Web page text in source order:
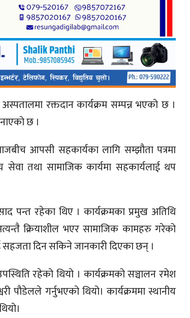
रक्तदान कार्यक्रम सम्पन्न भएको छ ।
छ ।
आपसी सहकार्यका लागि सम्झौता पत्रमा
सेवा तथा सामाजिक कार्यमा सहकार्यलाई थप
पन्त रहेका थिए । कार्यक्रमका प्रमुख अतिथि
क्रियाशील भएर सामाजिक कामहरु गरेको
दिन सकिने जानकारी दिएका छन् ।
रहेको थियो । कार्यक्रमको सञ्चालन रमेश
पौडेलले गर्नुभएको थियो। कार्यक्रममा स्थानीय